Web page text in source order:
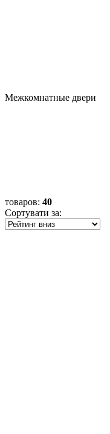
Межкомнатные двери
товаров: 40
Сортувати за: